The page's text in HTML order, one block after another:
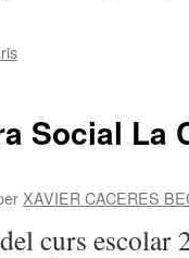
Social La
XAVIER CACERES
curs escolar